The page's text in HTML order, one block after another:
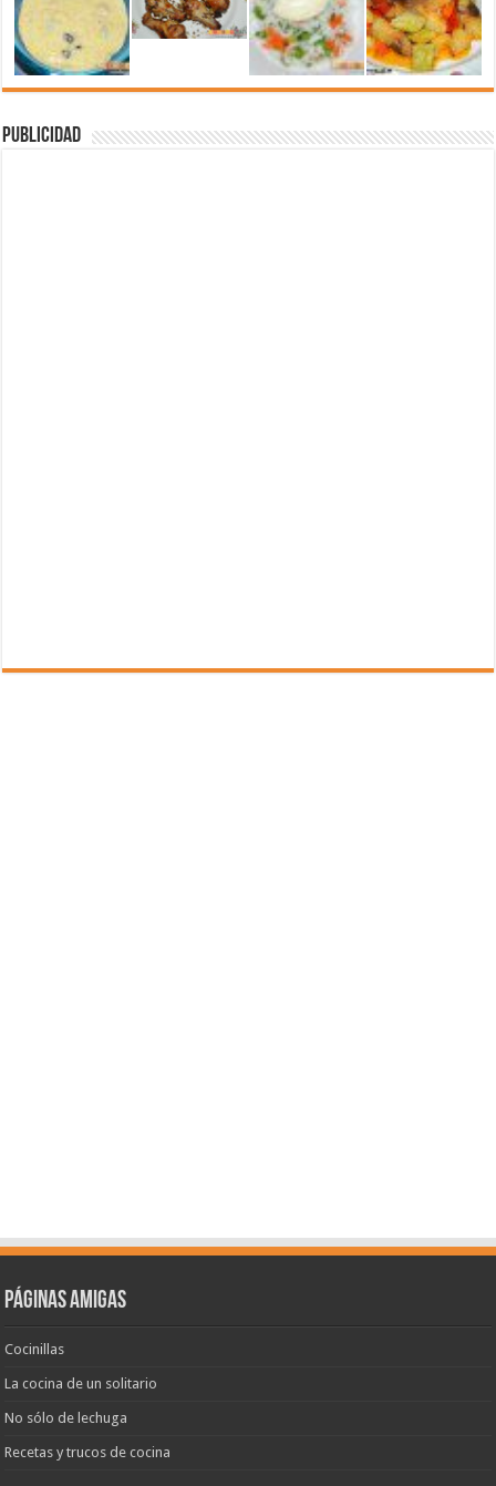
Publicidad
Páginas amigas
Cocinillas
La cocina de un solitario
No sólo de lechuga
Recetas y trucos de cocina